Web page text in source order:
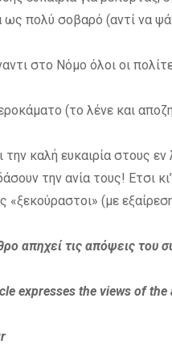
ως πολύ σοβαρό (αντί να
στο Νόμο όλοι οι
(το λένε και
την καλή ευκαιρία στους
την ανία τους! Ετσι
«ξεκούραστοι» (με
απηχεί τις απόψεις του
expresses the views of the